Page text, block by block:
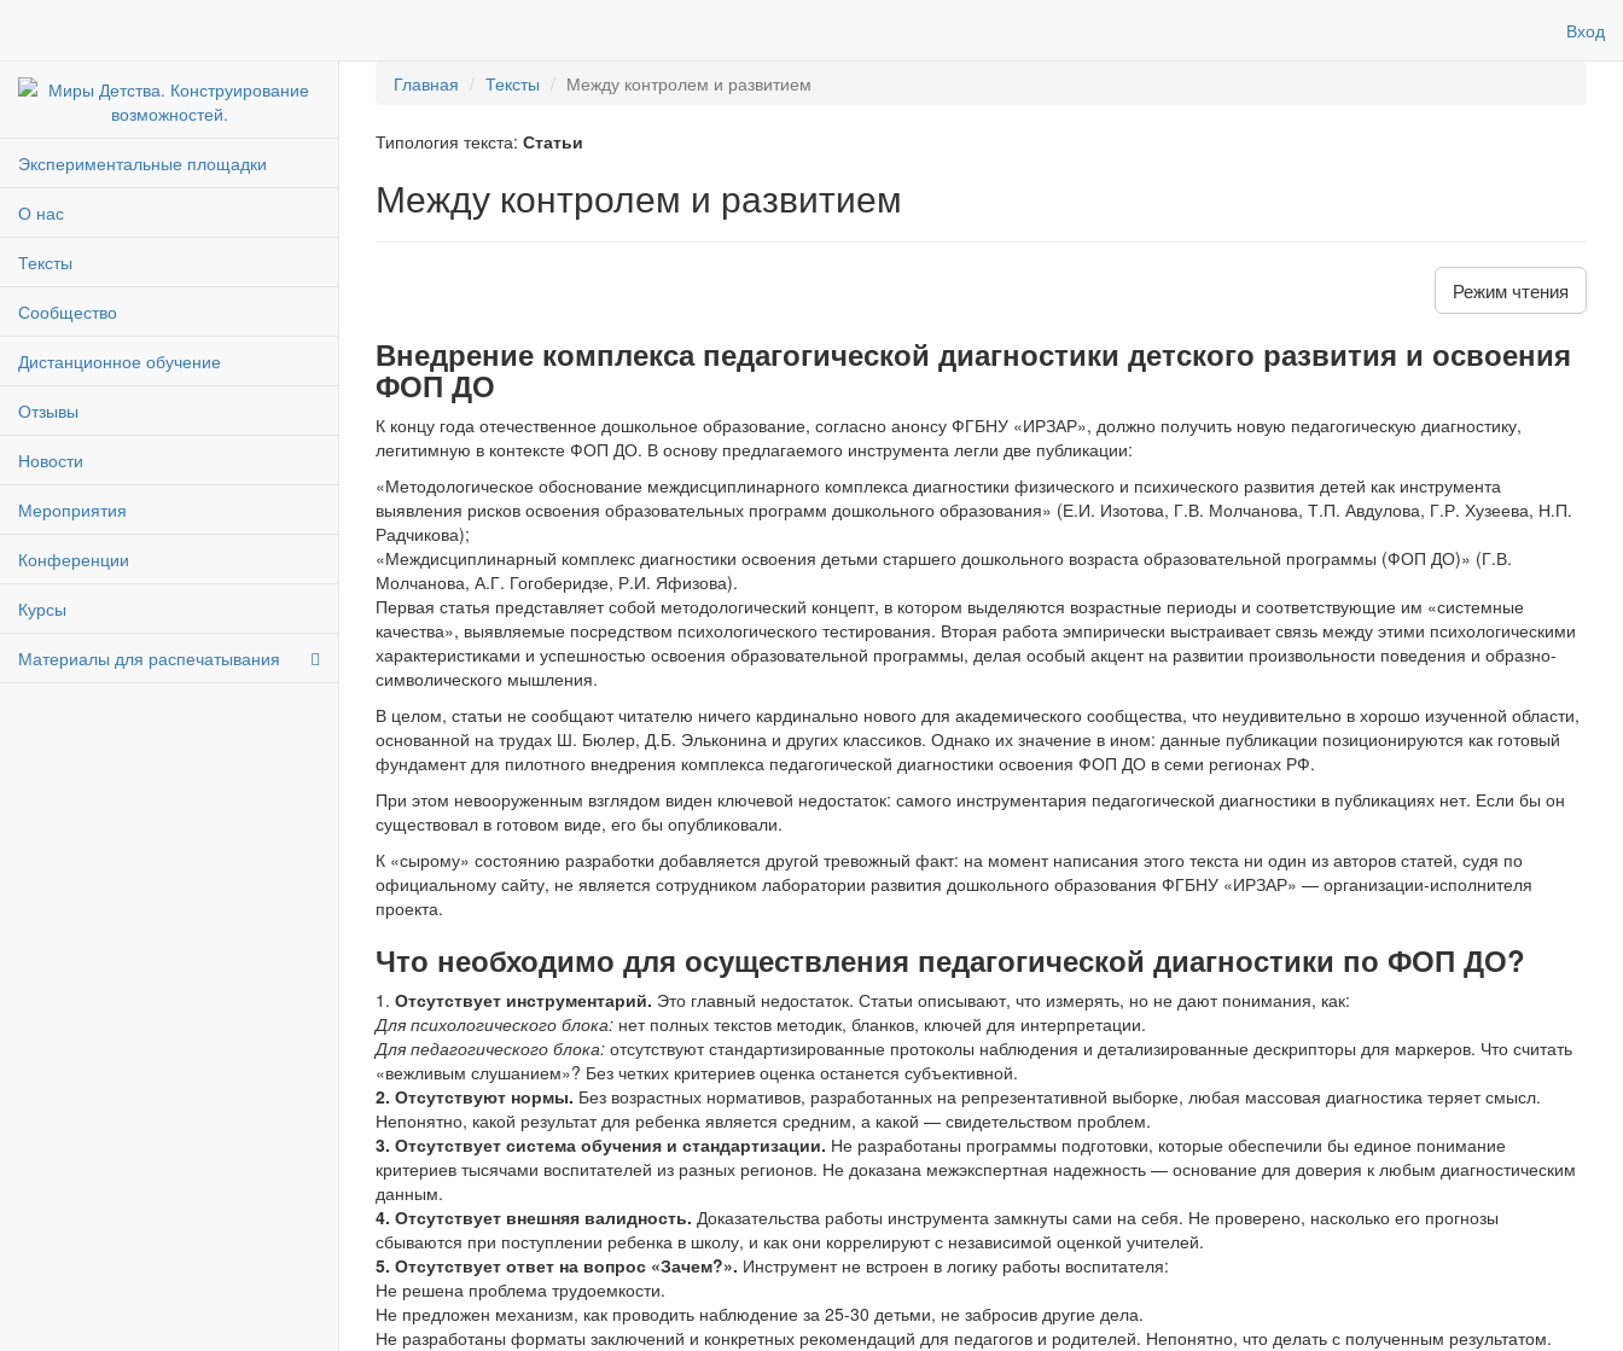
Вход
Экспериментальные площадки
О нас
Тексты
Сообщество
Дистанционное обучение
Отзывы
Новости
Мероприятия
Конференции
Курсы
Материалы для распечатывания
Главная Тексты Между контролем и развитием
Типология текста: Статьи
Между контролем и развитием
Режим чтения
Внедрение комплекса педагогической диагностики детского развития и освоения
ФОП ДО
К концу года отечественное дошкольное образование, согласно анонсу ФГБНУ «ИРЗАР», должно получить новую педагогическую диагностику,
легитимную в контексте ФОП ДО. В основу предлагаемого инструмента легли две публикации:
«Методологическое обоснование междисциплинарного комплекса диагностики физического и психического развития детей как инструмента
выявления рисков освоения образовательных программ дошкольного образования» (Е.И. Изотова, Г.В. Молчанова, Т.П. Авдулова, Г.Р. Хузеева, Н.П.
Радчикова);
«Междисциплинарный комплекс диагностики освоения детьми старшего дошкольного возраста образовательной программы (ФОП ДО)» (Г.В.
Молчанова, А.Г. Гогоберидзе, Р.И. Яфизова).
Первая статья представляет собой методологический концепт, в котором выделяются возрастные периоды и соответствующие им «системные
качества», выявляемые посредством психологического тестирования. Вторая работа эмпирически выстраивает связь между этими психологическими
характеристиками и успешностью освоения образовательной программы, делая особый акцент на развитии произвольности поведения и образно-
символического мышления.
В целом, статьи не сообщают читателю ничего кардинально нового для академического сообщества, что неудивительно в хорошо изученной области,
основанной на трудах Ш. Бюлер, Д.Б. Эльконина и других классиков. Однако их значение в ином: данные публикации позиционируются как готовый
фундамент для пилотного внедрения комплекса педагогической диагностики освоения ФОП ДО в семи регионах РФ.
При этом невооруженным взглядом виден ключевой недостаток: самого инструментария педагогической диагностики в публикациях нет. Если бы он
существовал в готовом виде, его бы опубликовали.
К «сырому» состоянию разработки добавляется другой тревожный факт: на момент написания этого текста ни один из авторов статей, судя по
официальному сайту, не является сотрудником лаборатории развития дошкольного образования ФГБНУ «ИРЗАР» — организации-исполнителя
проекта.
Что необходимо для осуществления педагогической диагностики по ФОП ДО?
1. Отсутствует инструментарий. Это главный недостаток. Статьи описывают, что измерять, но не дают понимания, как:
Для психологического блока: нет полных текстов методик, бланков, ключей для интерпретации.
Для педагогического блока: отсутствуют стандартизированные протоколы наблюдения и детализированные дескрипторы для маркеров. Что считать
«вежливым слушанием»? Без четких критериев оценка останется субъективной.
2. Отсутствуют нормы. Без возрастных нормативов, разработанных на репрезентативной выборке, любая массовая диагностика теряет смысл.
Непонятно, какой результат для ребенка является средним, а какой — свидетельством проблем.
3. Отсутствует система обучения и стандартизации. Не разработаны программы подготовки, которые обеспечили бы единое понимание
критериев тысячами воспитателей из разных регионов. Не доказана межэкспертная надежность — основание для доверия к любым диагностическим
данным.
4. Отсутствует внешняя валидность. Доказательства работы инструмента замкнуты сами на себя. Не проверено, насколько его прогнозы
сбываются при поступлении ребенка в школу, и как они коррелируют с независимой оценкой учителей.
5. Отсутствует ответ на вопрос «Зачем?». Инструмент не встроен в логику работы воспитателя:
Не решена проблема трудоемкости.
Не предложен механизм, как проводить наблюдение за 25-30 детьми, не забросив другие дела.
Не разработаны форматы заключений и конкретных рекомендаций для педагогов и родителей. Непонятно, что делать с полученным результатом.